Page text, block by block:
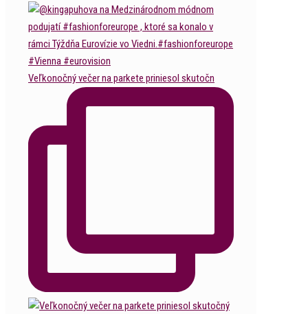
Veľkonočný večer na parkete priniesol skutočn